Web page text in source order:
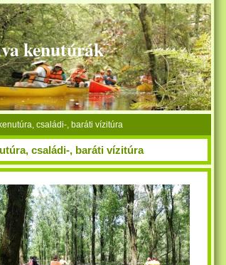
kenutúrák
családi-, baráti vízitúra
családi-, baráti vízitúra